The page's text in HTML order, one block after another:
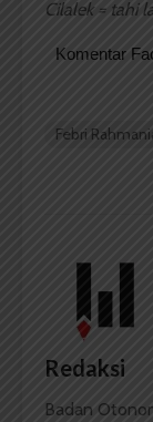
Cilalek = tahi
Komentar
Febri
Redaksi
Badan